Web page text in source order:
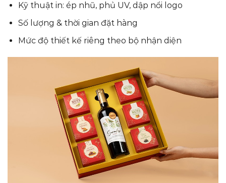
Kỹ thuật in: ép nhũ, phủ UV, dập nổi logo
Số lượng & thời gian đặt hàng
Mức độ thiết kế riêng theo bộ nhận diện